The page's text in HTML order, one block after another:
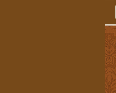
الطوياوي ۞